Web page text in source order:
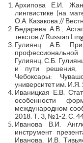
Архипова Е.И.
лингвистике (на
О.А. Казакова //
Бедарева А.В.,
текстов // Russian
Гулиянц А.Б.
профессиональной
Гулиянц, С.Б.
и пути решения,
Чебоксары:
университет им. И.Я.
Иваницкая Е.В.
особенности
международном
2018. Т. 3, №1-2. С.
Иванова В.И.
инструмент
Иванова, И.В.